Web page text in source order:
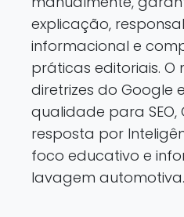
explicação,
informacional e
práticas editoriais. O
diretrizes do Google
qualidade para SEO,
resposta por
foco educativo e
lavagem automotiva.